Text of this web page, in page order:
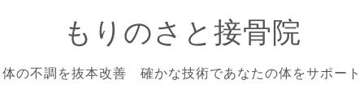
もりのさと接骨院
体の不調を抜本改善 確かな技術であなたの体をサポート